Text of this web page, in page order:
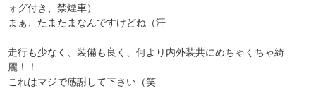
ォグ付き、禁煙車）
まぁ、たまたまなんですけどね（汗
走行も少なく、装備も良く、何より内外装共にめちゃくちゃ綺
麗！！
これはマジで感謝して下さい（笑